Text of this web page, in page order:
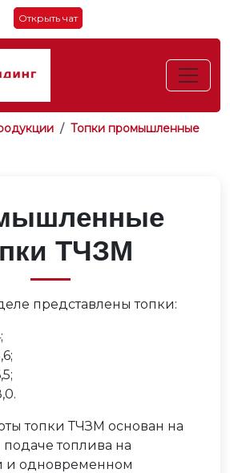
Открыть чат
Топки промышленные
ТЧЗМ
представлены топки:
топки ТЧЗМ основан на
топлива на
и одновременном